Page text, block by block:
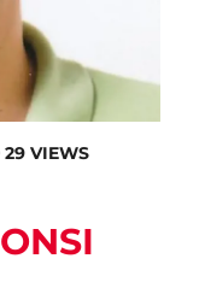
29 VIEWS